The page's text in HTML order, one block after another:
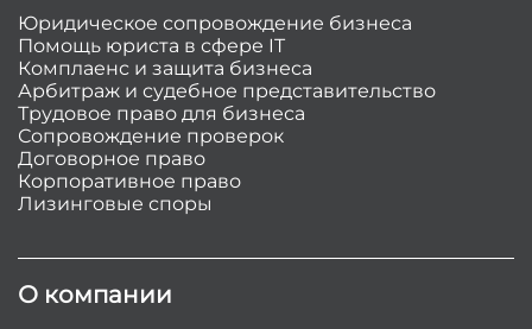
Юридическое сопровождение бизнеса
Помощь юриста в сфере IT
Комплаенс и защита бизнеса
Арбитраж и судебное представительство
Трудовое право для бизнеса
Сопровождение проверок
Договорное право
Корпоративное право
Лизинговые споры
О компании